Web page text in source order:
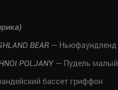
BEAR — Ньюфаундленд
POLJANY— Пудель малый
бассет гриффон